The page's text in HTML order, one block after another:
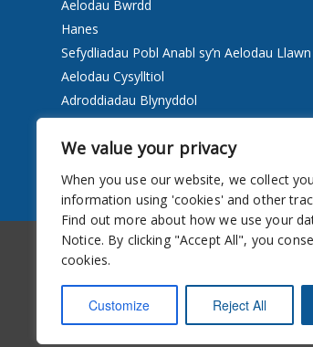
We value your privacy
When you use our website, we collect
information using 'cookies' and other
Find out more about how we use your
Notice. By clicking "Accept All", you
cookies.
Customize Reject All
Aelodau Bwrdd
Hanes
Sefydliadau Pobl Anabl sy’n Aelodau Llawn
Aelodau Cysylltiol
Adroddiadau Blynyddol
Staff
Pwy ydyn ni
Gwasanaethau
Hygyrchedd Cylchlythyr